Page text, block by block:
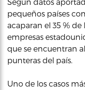
pequeños países
acaparan el 35 %
empresas
que se encuentran
punteras del país.
Uno de los casos